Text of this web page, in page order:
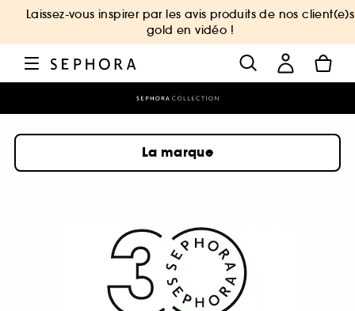
Laissez-vous inspirer par les avis produits de nos client(e)s
gold en vidéo !
La marque